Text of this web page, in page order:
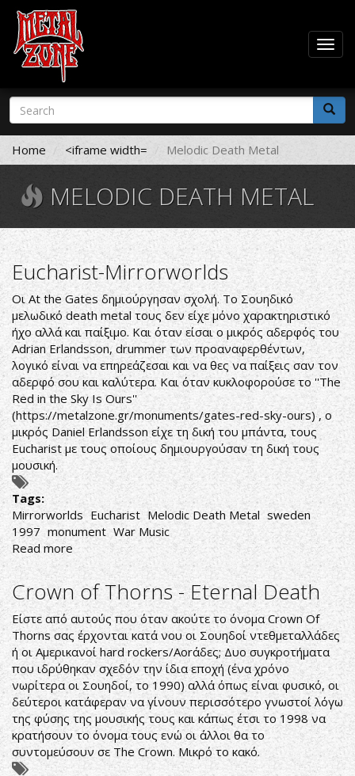
Skip
main
content
Search
form
Search
Home <iframe width= Melodic Death Metal
MELODIC DEATH METAL
Eucharist-Mirrorworlds
Οι At the Gates δημιούργησαν σχολή. Το Σουηδικό
μελωδικό death metal τους δεν είχε μόνο χαρακτηριστικό
ήχο αλλά και παίξιμο. Και όταν είσαι ο μικρός αδερφός του
Adrian Erlandsson, drummer των προαναφερθέντων,
λογικό είναι να επηρεάζεσαι και να θες να παίξεις σαν τον
αδερφό σου και καλύτερα. Και όταν κυκλοφορούσε το ''The
Red in the Sky Is Ours''
(https://metalzone.gr/monuments/gates-red-sky-ours) , ο
μικρός Daniel Erlandsson είχε τη δική του μπάντα, τους
Eucharist με τους οποίους δημιουργούσαν τη δική τους
μουσική.
Tags:
Mirrorworlds Eucharist Melodic Death Metal sweden
1997 monument War Music
Read more about
Eucharist-
Mirrorworlds
Crown of Thorns - Eternal Death
Είστε από αυτούς που όταν ακούτε το όνομα Crown Of
Thorns σας έρχονται κατά νου οι Σουηδοί ντεθμεταλλάδες
ή οι Αμερικανοί hard rockers/Aorάδες; Δυο συγκροτήματα
που ιδρύθηκαν σχεδόν την ίδια εποχή (ένα χρόνο
νωρίτερα οι Σουηδοί, το 1990) αλλά όπως είναι φυσικό, οι
δεύτεροι κατάφεραν να γίνουν περισσότερο γνωστοί λόγω
της φύσης της μουσικής τους και κάπως έτσι το 1998 να
κρατήσουν το όνομα τους ενώ οι άλλοι θα το
συντομεύσουν σε The Crown. Μικρό το κακό.